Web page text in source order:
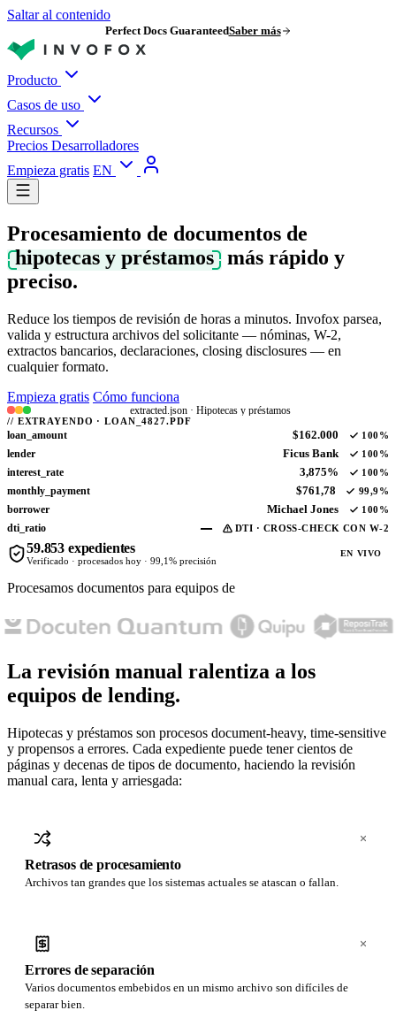
Saltar al contenido
Perfect Docs GuaranteedSaber más
Producto
Casos de uso
Recursos
Precios Desarrolladores
Empieza gratis EN
Procesamiento de documentos de
hipotecas y préstamos más rápido y
preciso.
Reduce los tiempos de revisión de horas a minutos. Invofox parsea,
valida y estructura archivos del solicitante — nóminas, W-2,
extractos bancarios, declaraciones, closing disclosures — en
cualquier formato.
Empieza gratis Cómo funciona
extracted.json · Hipotecas y préstamos
// EXTRAYENDO · LOAN_4827.PDF
loan_amount $162.000 100%
lender Ficus Bank 100%
interest_rate 3,875% 100%
monthly_payment $761,78 99,9%
borrower Michael Jones 100%
dti_ratio — DTI · CROSS-CHECK CON W-2
59.854 expedientes
Verificado · procesados hoy · 99,1% precisión
EN VIVO
Procesamos documentos para equipos de
La revisión manual ralentiza a los
equipos de lending.
Hipotecas y préstamos son procesos document-heavy, time-sensitive
y propensos a errores. Cada expediente puede tener cientos de
páginas y decenas de tipos de documento, haciendo la revisión
manual cara, lenta y arriesgada:
Retrasos de procesamiento
Archivos tan grandes que los sistemas actuales se atascan o fallan.
Errores de separación
Varios documentos embebidos en un mismo archivo son difíciles de
separar bien.